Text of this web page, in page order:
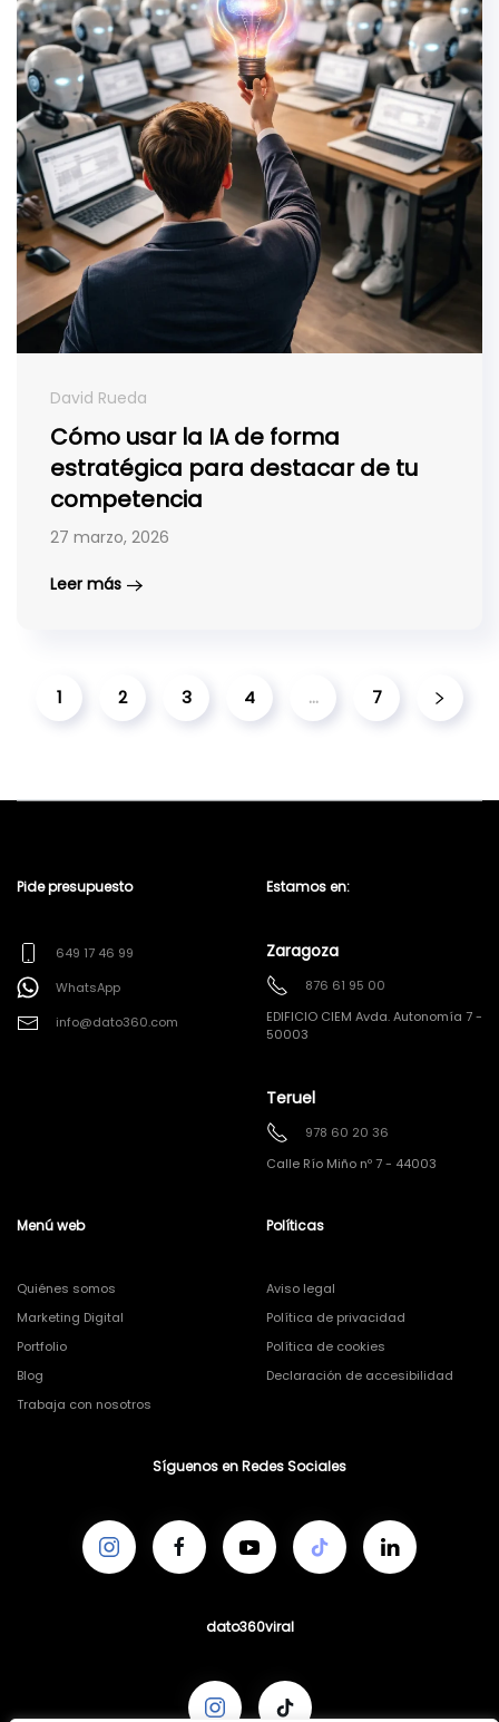
David Rueda
Cómo usar la IA de forma
estratégica para destacar de tu
competencia
27 marzo, 2026
Leer más
1 2 3 4 … 7
Pide presupuesto
649 17 46 99
WhatsApp
info@dato360.com
Estamos en:
Zaragoza
876 61 95 00
EDIFICIO CIEM Avda. Autonomía 7 -
50003
Teruel
978 60 20 36
Calle Río Miño nº 7 - 44003
Menú web
Quiénes somos
Marketing Digital
Portfolio
Blog
Trabaja con nosotros
Políticas
Aviso legal
Política de privacidad
Política de cookies
Declaración de accesibilidad
Síguenos en Redes Sociales
dato360viral